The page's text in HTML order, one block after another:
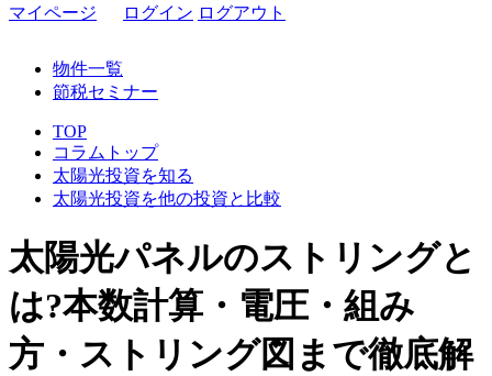
マイページ ログイン ログアウト
物件一覧
節税セミナー
TOP
コラムトップ
太陽光投資を知る
太陽光投資を他の投資と比較
太陽光パネルのストリングと
は?本数計算・電圧・組み
方・ストリング図まで徹底解